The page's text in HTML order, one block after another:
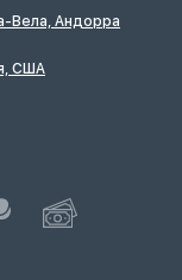
Вела, Андорра
США